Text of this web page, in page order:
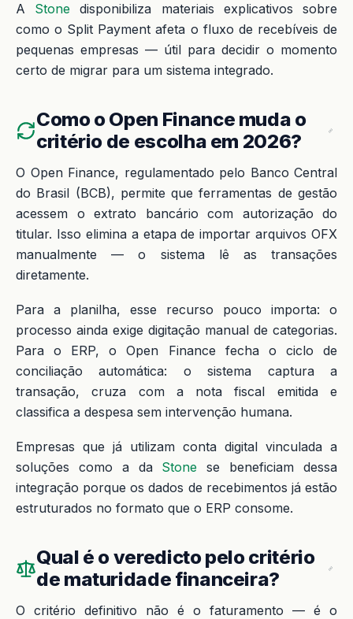
A Stone disponibiliza materiais explicativos sobre
como o Split Payment afeta o fluxo de recebíveis de
pequenas empresas — útil para decidir o momento
certo de migrar para um sistema integrado.
Como o Open Finance muda o
critério de escolha em 2026?
O Open Finance, regulamentado pelo Banco Central
do Brasil (BCB), permite que ferramentas de gestão
acessem o extrato bancário com autorização do
titular. Isso elimina a etapa de importar arquivos OFX
manualmente — o sistema lê as transações
diretamente.
Para a planilha, esse recurso pouco importa: o
processo ainda exige digitação manual de categorias.
Para o ERP, o Open Finance fecha o ciclo de
conciliação automática: o sistema captura a
transação, cruza com a nota fiscal emitida e
classifica a despesa sem intervenção humana.
Empresas que já utilizam conta digital vinculada a
soluções como a da Stone se beneficiam dessa
integração porque os dados de recebimentos já estão
estruturados no formato que o ERP consome.
Qual é o veredicto pelo critério
de maturidade financeira?
O critério definitivo não é o faturamento — é o